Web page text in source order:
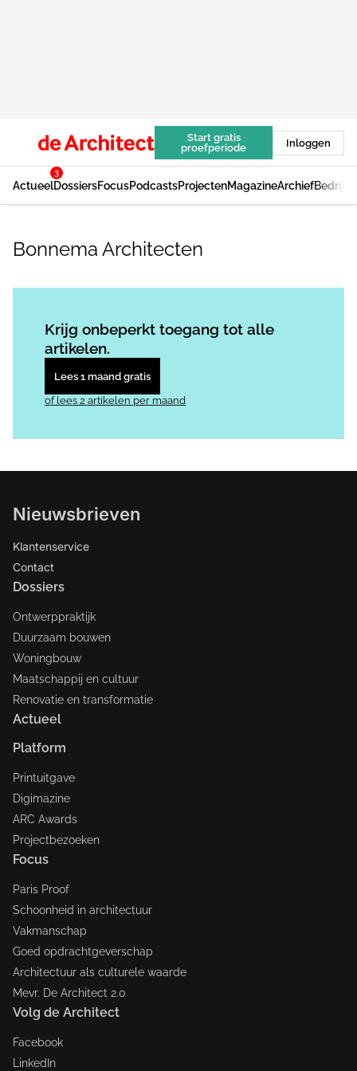
Start gratis
proefperiode
Inloggen
Actueel
3
DossiersFocusPodcastsProjectenMagazineArchief
Bonnema Architecten
Krijg onbeperkt toegang tot alle
artikelen.
Lees 1 maand gratis
of lees 2 artikelen per maand
Nieuwsbrieven
Klantenservice
Contact
Dossiers
Ontwerppraktijk
Duurzaam bouwen
Woningbouw
Maatschappij en cultuur
Renovatie en transformatie
Actueel
Platform
Printuitgave
Digimazine
ARC Awards
Projectbezoeken
Focus
Paris Proof
Schoonheid in architectuur
Vakmanschap
Goed opdrachtgeverschap
Architectuur als culturele waarde
Mevr. De Architect 2.0
Volg de Architect
Facebook
LinkedIn